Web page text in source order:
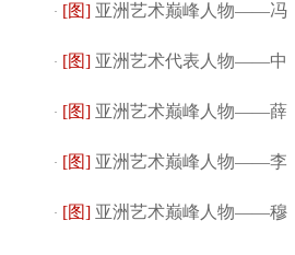
· [图] 亚洲艺术巅峰人物——冯
海江专题报道
· [图] 亚洲艺术代表人物——中
国著名书法大家...
· [图] 亚洲艺术巅峰人物——薛
贻康专题报道
· [图] 亚洲艺术巅峰人物——李
胜玉专题报道
· [图] 亚洲艺术巅峰人物——穆